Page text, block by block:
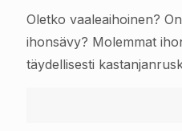
Oletko vaaleaihoinen?
ihonsävy? Molemmat
täydellisesti